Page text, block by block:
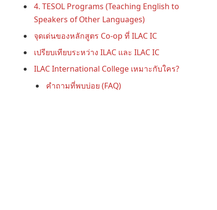
4. TESOL Programs (Teaching English to
Speakers of Other Languages)
จุดเด่นของหลักสูตร Co-op ที่ ILAC IC
เปรียบเทียบระหว่าง ILAC และ ILAC IC
ILAC International College เหมาะกับใคร?
คำถามที่พบบ่อย (FAQ)